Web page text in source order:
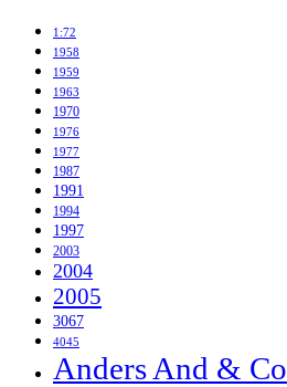
1:72
1958
1959
1963
1970
1976
1977
1987
1991
1994
1997
2003
2004
2005
3067
4045
Anders And & Co